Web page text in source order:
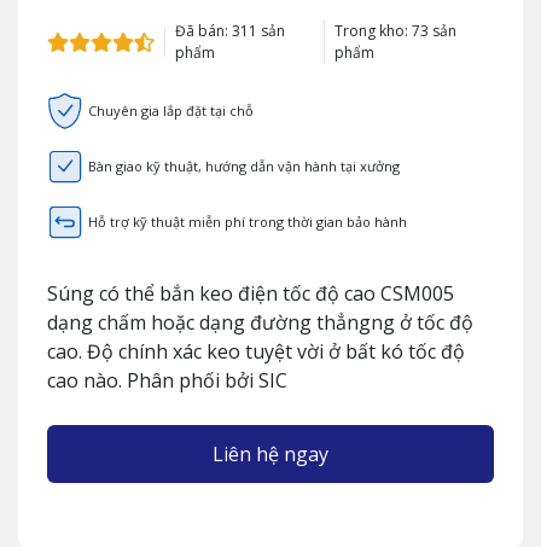
Đã bán: 311 sản
phẩm
Trong kho: 73 sản
phẩm
Chuyên gia lắp đặt tại chỗ
Bàn giao kỹ thuật, hướng dẫn vận hành tại xưởng
Hỗ trợ kỹ thuật miễn phí trong thời gian bảo hành
Súng có thể bắn keo điện tốc độ cao CSM005
dạng chấm hoặc dạng đường thẳngng ở tốc độ
cao. Độ chính xác keo tuyệt vời ở bất kó tốc độ
cao nào. Phân phối bởi SIC
Liên hệ ngay